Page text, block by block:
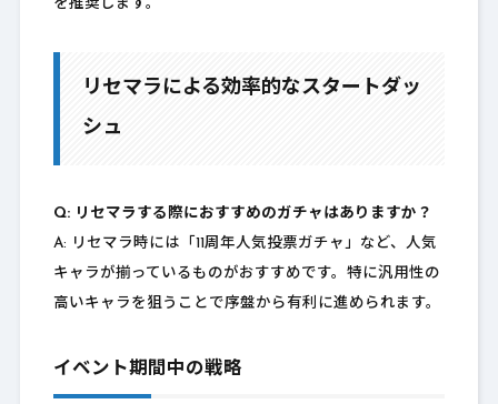
を推奨します。
リセマラによる効率的なスタートダッ
シュ
Q: リセマラする際におすすめのガチャはありますか？
A: リセマラ時には「11周年人気投票ガチャ」など、人気
キャラが揃っているものがおすすめです。特に汎用性の
高いキャラを狙うことで序盤から有利に進められます。
イベント期間中の戦略